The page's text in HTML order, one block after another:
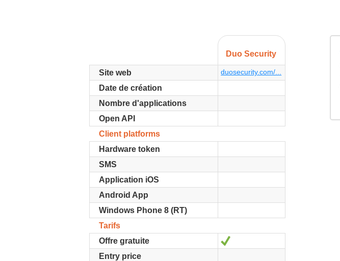
Duo Security
Site web duosecurity.com/...
Date de création
Nombre d'applications
Open API
Client platforms
Hardware token
SMS
Application iOS
Android App
Windows Phone 8 (RT)
Tarifs
Offre gratuite
Entry price